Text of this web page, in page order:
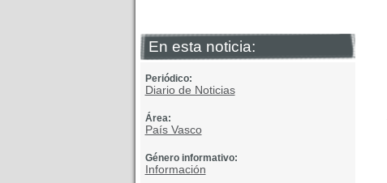
En esta noticia:
Periódico:
Diario de Noticias
Área:
País Vasco
Género informativo:
Información